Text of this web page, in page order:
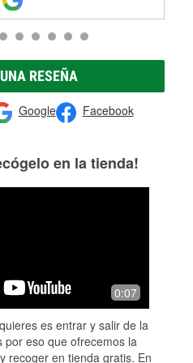
RESEÑA
Google Facebook
en la tienda!
0:07
es entrar y salir de la
por eso que ofrecemos la
recoger en tienda gratis. En